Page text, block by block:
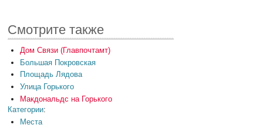
Смотрите также
Дом Связи (Главпочтамт)
Большая Покровская
Площадь Лядова
Улица Горького
Макдональдс на Горького
Категории:
Места